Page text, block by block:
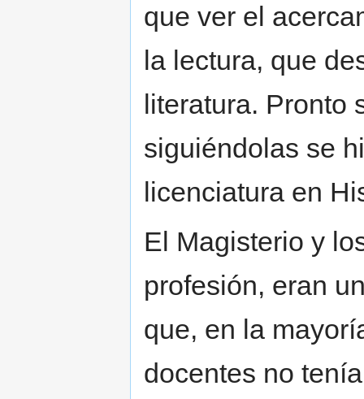
que ver el
la lectura, que
literatura. Pronto
siguiéndolas se
licenciatura en
El Magisterio y
profesión, eran
que, en la
docentes no